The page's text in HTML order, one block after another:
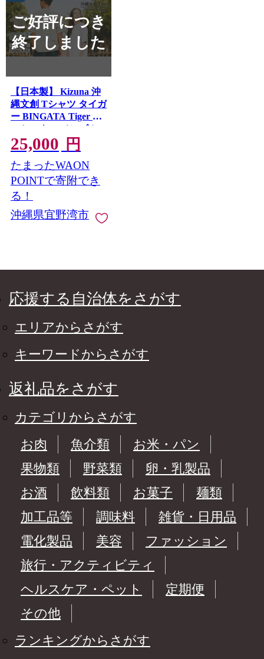
ご好評につき
終了しました
【日本製】 Kizuna 沖
縄文創 Tシャツ タイガ
ー BINGATA Tiger ユ
ニセックス メンズ レ
ディース | サンドベー
ジュ XL 紅型 沖縄 伝
統工芸 虎 ネオンカラ
ー | 沖縄県 宜野湾市
送料無料
25,000 円
たまったWAON
POINTで寄附でき
る！
沖縄県宜野湾市
応援する自治体をさがす
エリアからさがす
キーワードからさがす
返礼品をさがす
カテゴリからさがす
お肉
魚介類
お米・パン
果物類
野菜類
卵・乳製品
お酒
飲料類 お菓子
麺類
加工品等
調味料
雑貨・日用品
電化製品
美容
ファッション
旅行・アクティビティ
ヘルスケア・ペット
定期便
その他
ランキングからさがす